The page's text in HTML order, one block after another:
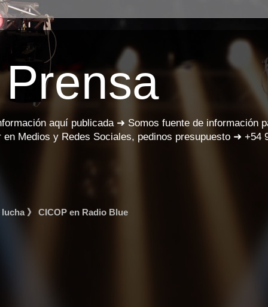
aquí publicada ➜ Somos fuente de información
Medios y Redes Sociales, pedinos presupuesto ➜ +54
》 CICOP en Radio Blue